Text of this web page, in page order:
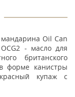
Oil Can
- масло для
британского
форме канистры
купаж с